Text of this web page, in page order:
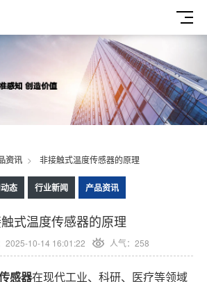
资讯 > 非接触式温度传感器的原理
态 行业新闻 产品资讯
式温度传感器的原理
2025-10-14 16:01:22 人气：258
感器在现代工业、科研、医疗等领域